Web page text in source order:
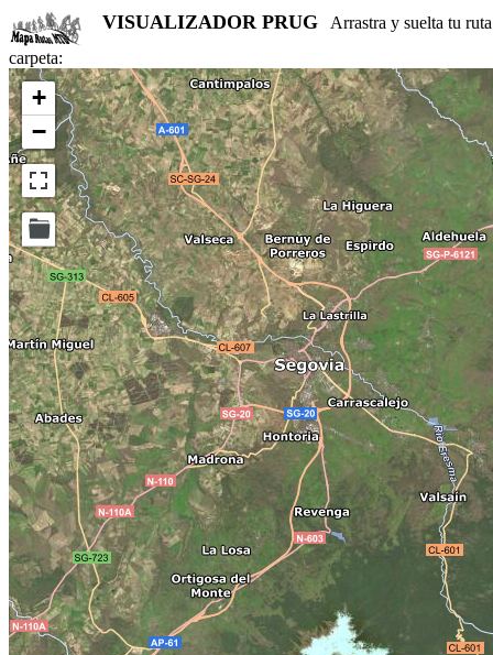
VISUALIZADOR PRUG Arrastra y suelta tu
carpeta:
+
−